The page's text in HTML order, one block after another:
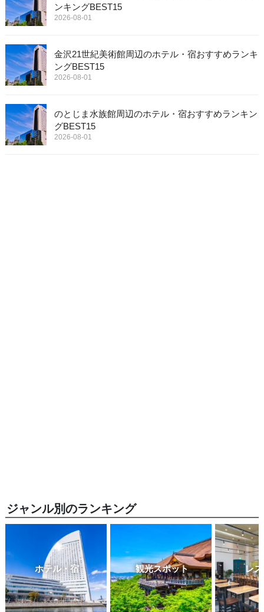
ンキングBEST15
2026-08-01
金沢21世紀美術館周辺のホテル・宿おすすめランキ
ングBEST15
2026-08-01
のとじま水族館周辺のホテル・宿おすすめランキン
グBEST15
2026-08-01
ジャンル別のランキング
ホテル・宿 観光スポット レ